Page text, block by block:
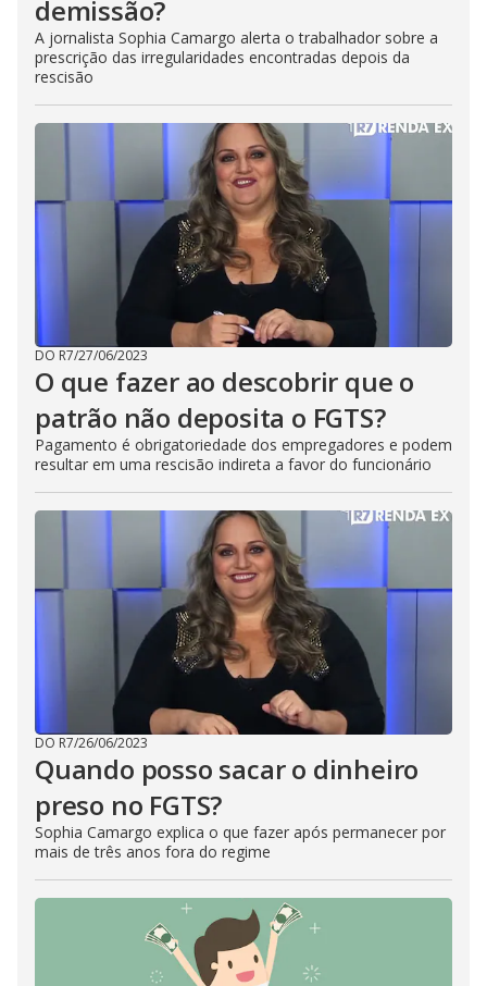
demissão?
A jornalista Sophia Camargo alerta o trabalhador sobre a
prescrição das irregularidades encontradas depois da
rescisão
DO R7/27/06/2023
O que fazer ao descobrir que o
patrão não deposita o FGTS?
Pagamento é obrigatoriedade dos empregadores e podem
resultar em uma rescisão indireta a favor do funcionário
DO R7/26/06/2023
Quando posso sacar o dinheiro
preso no FGTS?
Sophia Camargo explica o que fazer após permanecer por
mais de três anos fora do regime